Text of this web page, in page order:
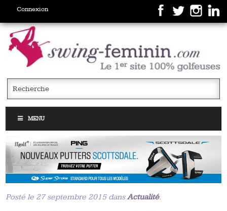
Connexion
MENU
Posté le 27 septembre 2015 dansActualité.